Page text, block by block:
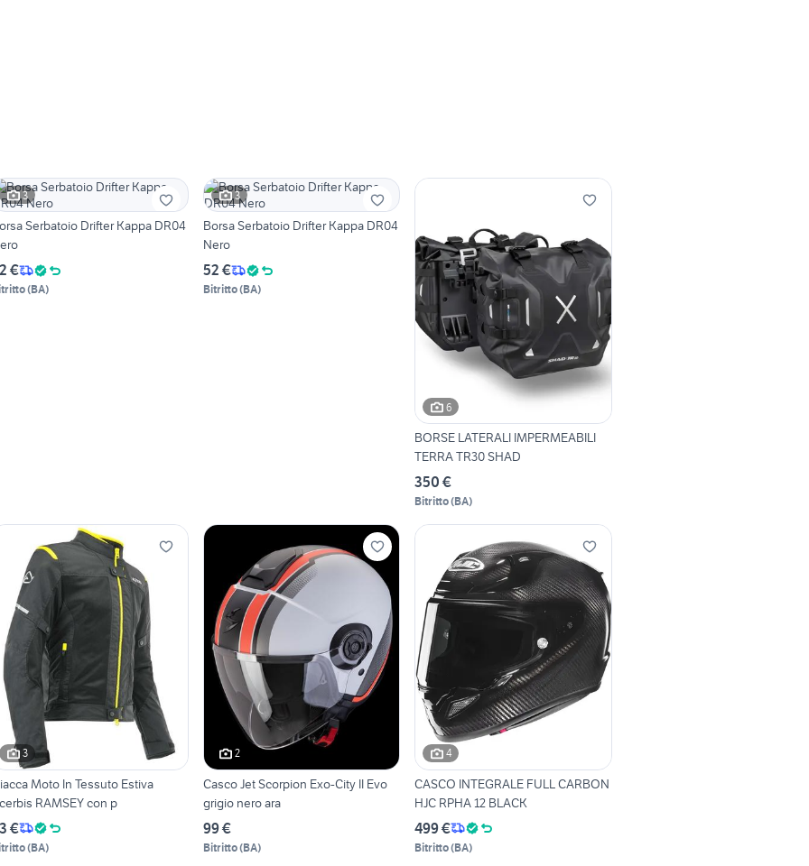
3
Serbatoio Drifter Kappa DR04
€
(BA)
3
Borsa Serbatoio Drifter Kappa DR04
Nero
52 €
Bitritto(BA)
6
BORSE LATERALI IMPERMEABILI
TERRA TR30 SHAD
350 €
Bitritto(BA)
3
Moto In Tessuto Estiva
RAMSEY con p
€
(BA)
2
Casco Jet Scorpion Exo-City II Evo
grigio nero ara
99 €
Bitritto(BA)
4
CASCO INTEGRALE FULL CARBON
HJC RPHA 12 BLACK
499 €
Bitritto(BA)